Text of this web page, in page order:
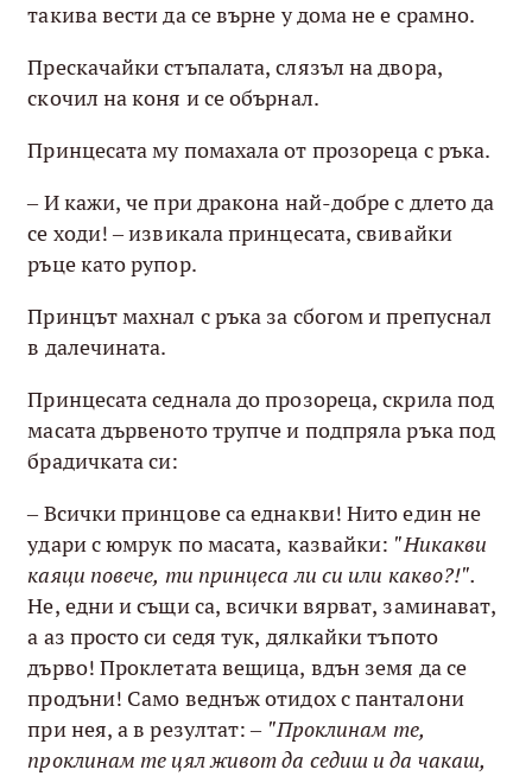
такива вести да се върне у дома не е срамно.
Прескачайки стъпалата, слязъл на двора,
скочил на коня и се обърнал.
Принцесата му помахала от прозореца с ръка.
– И кажи, че при дракона най-добре с длето да
се ходи! – извикала принцесата, свивайки
ръце като рупор.
Принцът махнал с ръка за сбогом и препуснал
в далечината.
Принцесата седнала до прозореца, скрила под
масата дървеното трупче и подпряла ръка под
брадичката си:
– Всички принцове са еднакви! Нито един не
удари с юмрук по масата, казвайки: "Никакви
каяци повече, ти принцеса ли си или какво?!".
Не, едни и същи са, всички вярват, заминават,
а аз просто си седя тук, дялкайки тъпото
дърво! Проклетата вещица, вдън земя да се
продъни! Само веднъж отидох с панталони
при нея, а в резултат: – "Проклинам те,
проклинам те цял живот да седиш и да чакаш,